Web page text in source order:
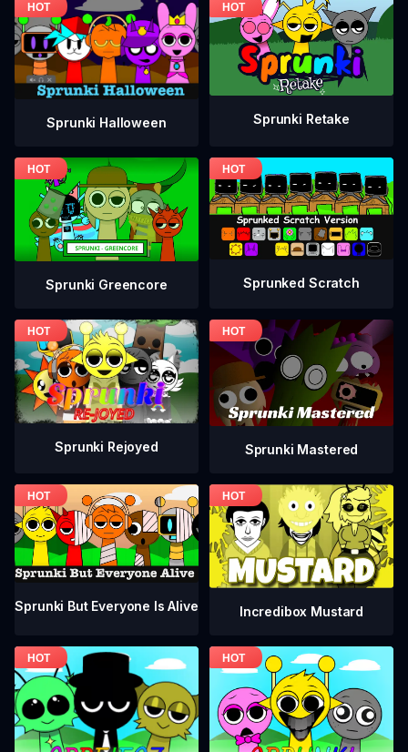
Sprunki Halloween Sprunki Retake
Sprunki Greencore Sprunked Scratch
Sprunki Rejoyed Sprunki Mastered
Sprunki But Everyone Is Alive Incredibox Mustard